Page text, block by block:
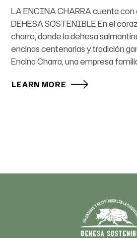
LA ENCINA CHARRA cuenta con
DEHESA SOSTENIBLE En el
charro, donde la dehesa
encinas centenarias y tradición
Encina Charra, una empresa
LEARN MORE